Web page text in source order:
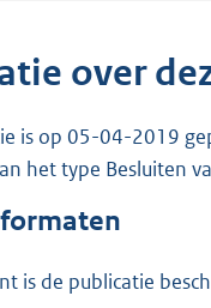
over
is op 05-04-2019
het type Besluiten
is de publicatie